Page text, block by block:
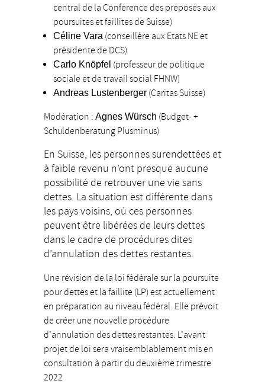
central de la Conférence des préposés aux
poursuites et faillites de Suisse)
Céline Vara (conseillère aux Etats NE et
présidente de DCS)
Carlo Knöpfel (professeur de politique
sociale et de travail social FHNW)
Andreas Lustenberger (Caritas Suisse)
Modération : Agnes Würsch (Budget- +
Schuldenberatung Plusminus)
En Suisse, les personnes surendettées et
à faible revenu n’ont presque aucune
possibilité de retrouver une vie sans
dettes. La situation est différente dans
les pays voisins, où ces personnes
peuvent être libérées de leurs dettes
dans le cadre de procédures dites
d’annulation des dettes restantes.
Une révision de la loi fédérale sur la poursuite
pour dettes et la faillite (LP) est actuellement
en préparation au niveau fédéral. Elle prévoit
de créer une nouvelle procédure
d’annulation des dettes restantes. L’avant
projet de loi sera vraisemblablement mis en
consultation à partir du deuxième trimestre
2022